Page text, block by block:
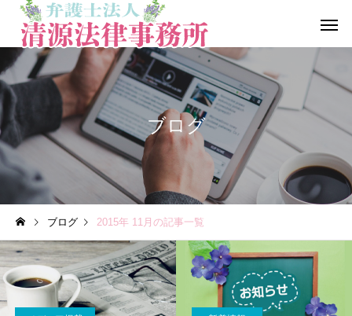
一般民事事件 行政事
労働問題 医療、介
ブログ
ブログ 2015年 11月の記事一覧